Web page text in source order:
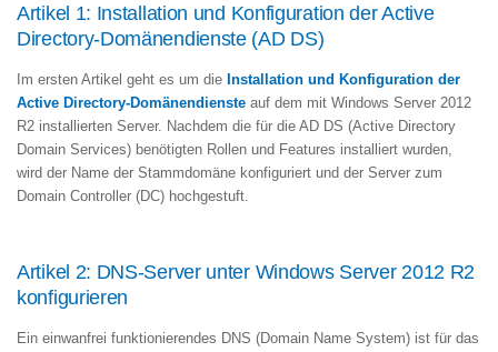
Artikel 1: Installation und Konfiguration der Active
Directory-Domänendienste (AD DS)
Im ersten Artikel geht es um die Installation und Konfiguration der
Active Directory-Domänendienste auf dem mit Windows Server 2012
R2 installierten Server. Nachdem die für die AD DS (Active Directory
Domain Services) benötigten Rollen und Features installiert wurden,
wird der Name der Stammdomäne konfiguriert und der Server zum
Domain Controller (DC) hochgestuft.
Artikel 2: DNS-Server unter Windows Server 2012 R2
konfigurieren
Ein einwanfrei funktionierendes DNS (Domain Name System) ist für das